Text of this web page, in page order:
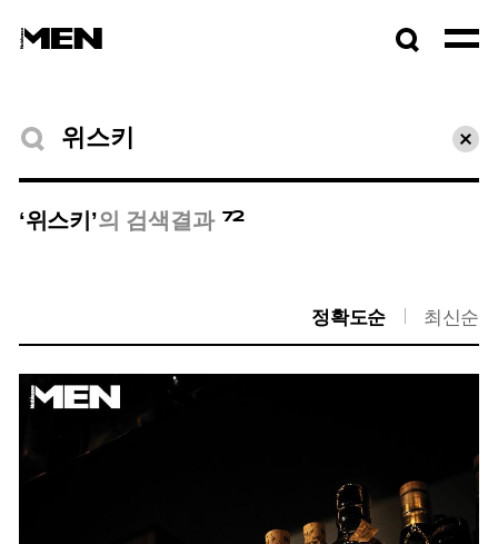
검색결과
초기
‘위스키’의 검색결과 72
정확도순 최신순